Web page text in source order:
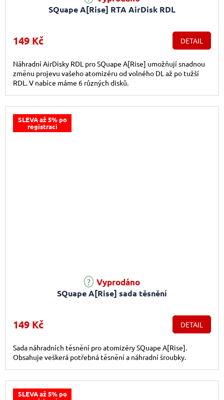
SQuape A[Rise] RTA AirDisk RDL
149 Kč DETAIL
Náhradní AirDisky RDL pro SQuape A[Rise] umožňují snadnou
změnu projevu vašeho atomizéru od volného DL až po tužší
RDL. V nabíce máme 6 různých disků.
SLEVA až 5% po
registraci
SQuape A[Rise] sada těsnění
Vyprodáno
149 Kč DETAIL
Sada náhradních těsnění pro atomizéry SQuape A[Rise].
Obsahuje veškerá potřebná těsnění a náhradní šroubky.
SLEVA až 5% po